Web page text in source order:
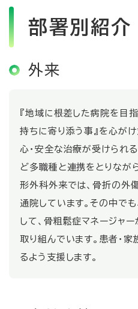
部署別紹介
外来
『地域に根差した病院を目
持ちに寄り添う事』を心がけ
心・安全な治療が受けられ
ど多職種と連携をとりなが
形外科外来では、骨折の外
通院しています。その中で
して、骨粗鬆症マネージャ
取り組んでいます。患者・
るよう支援します。